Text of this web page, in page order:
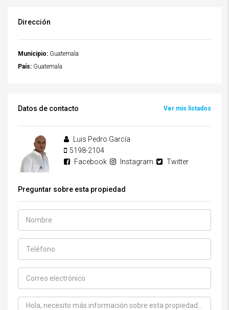
Dirección
Municipio: Guatemala
País: Guatemala
Datos de contacto Ver mis listados
Luis Pedro García
5198-2104
Facebook
Instagram Twitter
Preguntar sobre esta propiedad